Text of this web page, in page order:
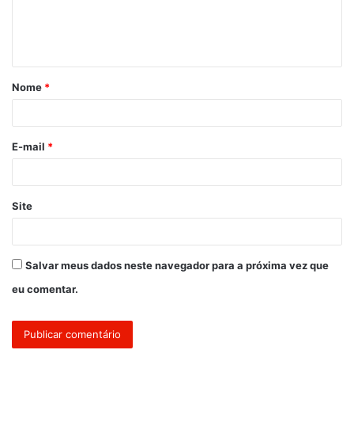
á
r
*
Nome *
E-mail *
Site
Salvar meus dados neste navegador para a próxima vez que
eu comentar.